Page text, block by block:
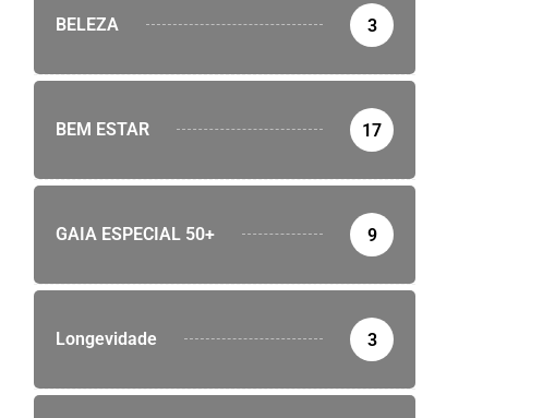
BELEZA 3
BEM ESTAR 17
GAIA ESPECIAL 50+ 9
Longevidade 3